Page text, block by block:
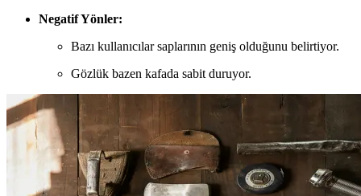
Negatif Yönler:
Bazı kullanıcılar saplarının geniş olduğunu belirtiyor.
Gözlük bazen kafada sabit duruyor.